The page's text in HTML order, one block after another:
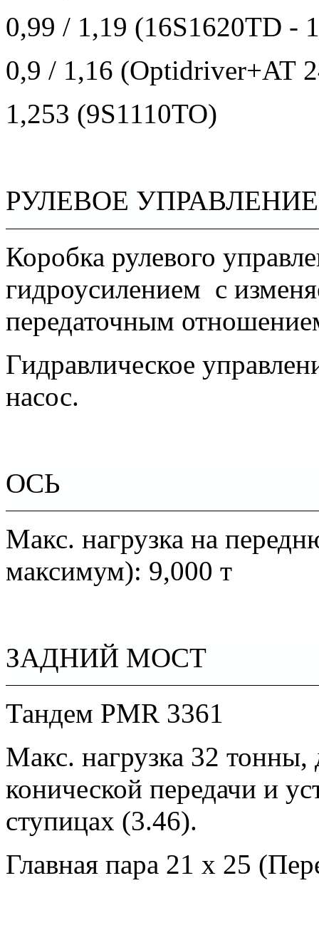
0,99 / 1,19 (16S1620TD -
0,9 / 1,16 (Optidriver+AT
1,253 (9S1110TO)
РУЛЕВОЕ УПРАВЛЕНИЕ
Коробка рулевого
гидроусилением с
передаточным
Гидравлическое
насос.
ОСЬ
Макс. нагрузка на
максимум): 9,000 т
ЗАДНИЙ МОСТ
Тандем PMR 3361
Макс. нагрузка 32 тонны,
конической передачи и
ступицах (3.46).
Главная пара 21 x 25